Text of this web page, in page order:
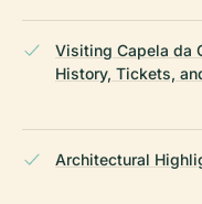
Visiting Capela da
History, Tickets,
Architectural